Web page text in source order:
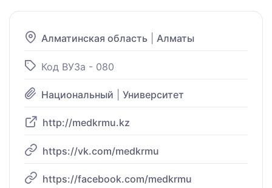
Алматинская область Алматы
Код ВУЗа - 080
Национальный Университет
http://medkrmu.kz
https://vk.com/medkrmu
https://facebook.com/medkrmu